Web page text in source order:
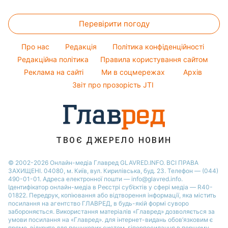
Погода на завтра
Фарбування волосся
Гарний манікюр
Модні помилки
Новини моди
Поради від Андре Тана
Новини Полтави
Новини Сум
Новини Львова
Новини Черкаси
Новини Дніпра
Новини Рівного
Новини Тернополя
Новини Запоріжжя
Новини Одеси
Перевірити погоду
Про нас Редакція
Політика конфіденційності
Редакційна політика
Правила користування сайтом
Реклама на сайті
Ми в соцмережах
Архів
Звіт про прозорість JTI
ТВОЄ ДЖЕРЕЛО НОВИН
© 2002-2026 Онлайн-медіа Главред GLAVRED.INFO. ВСІ ПРАВА
ЗАХИЩЕНІ. 04080, м. Київ, вул. Кирилівська, буд. 23. Телефон — (044)
490-01-01. Адреса електронної пошти — info@glavred.info.
Ідентифікатор онлайн-медіа в Реєстрі суб’єктів у сфері медіа — R40-
01822. Передрук, копіювання або відтворення інформації, яка містить
посилання на агентство ГЛАВРЕД, в будь-якій формi суворо
забороняється. Використання матеріалів «Главред» дозволяється за
умови посилання на «Главред». для інтернет-видань обов’язковим є